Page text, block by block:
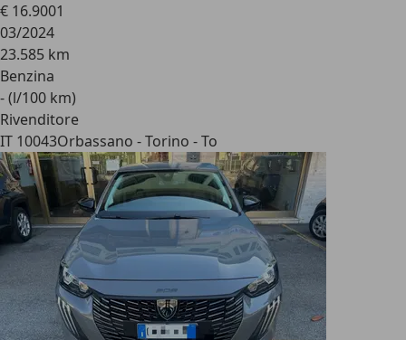
€ 16.9001
03/2024
23.585 km
Benzina
- (l/100 km)
Rivenditore
IT 10043Orbassano - Torino - To